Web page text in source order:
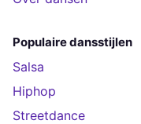
Populaire dansstijlen
Salsa
Hiphop
Streetdance